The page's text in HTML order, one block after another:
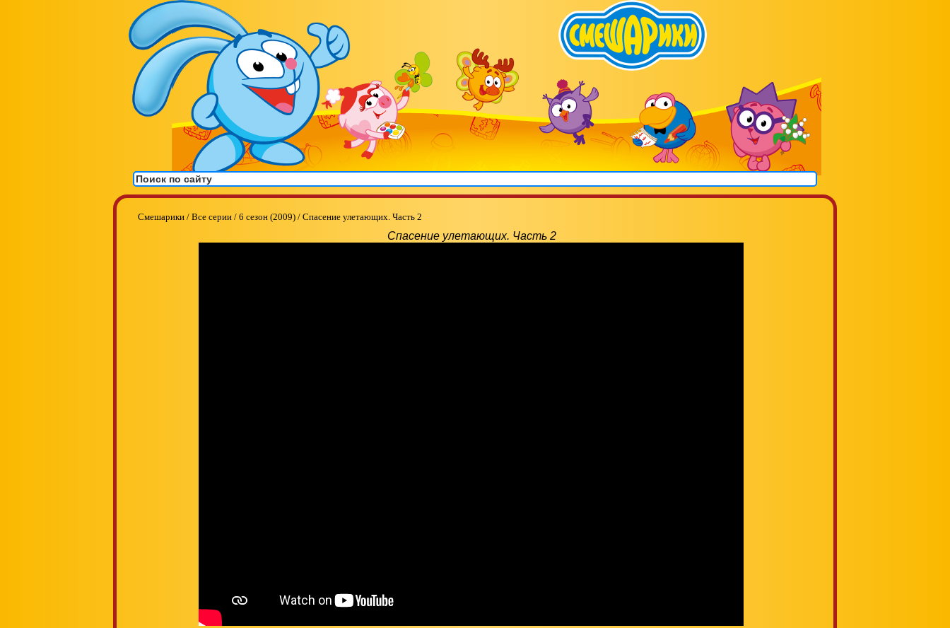
Смешарики / Все серии / 6 сезон (2009) / Спасение улетающих. Часть 2
Спасение улетающих. Часть 2